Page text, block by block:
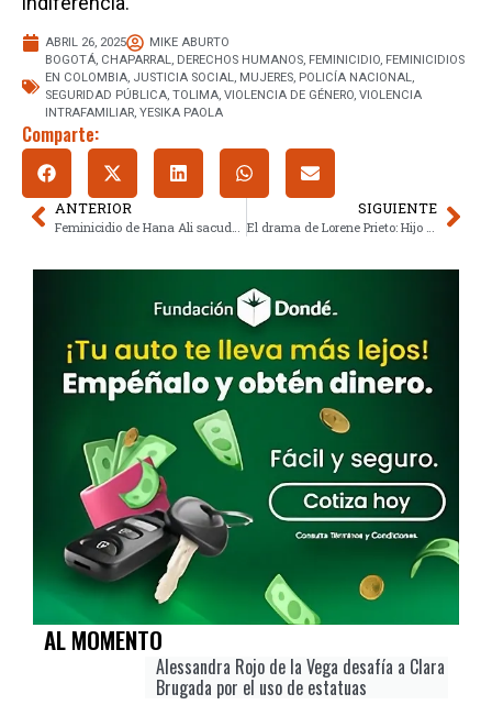
ABRIL 26, 2025
MIKE ABURTO
BOGOTÁ, CHAPARRAL, DERECHOS HUMANOS, FEMINICIDIO, FEMINICIDIOS
EN COLOMBIA, JUSTICIA SOCIAL, MUJERES, POLICÍA NACIONAL,
SEGURIDAD PÚBLICA, TOLIMA, VIOLENCIA DE GÉNERO, VIOLENCIA
INTRAFAMILIAR, YESIKA PAOLA
Comparte:
ANTERIOR SIGUIENTE
AL MOMENTO
Alessandra Rojo de la Vega desafía a Clara
Brugada por el uso de estatuas